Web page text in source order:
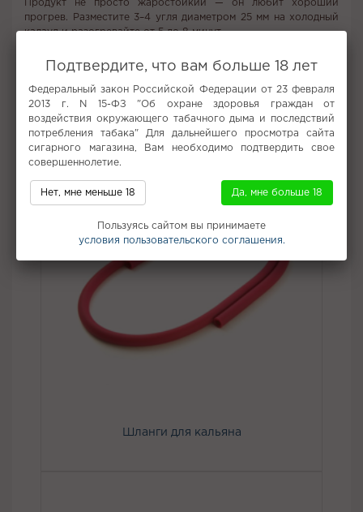
Продукт не просто жаростойкий — он любит хороший
прогрев. Разместите 3–4 угля диаметром 25 мм на холодный
калауд и разогревайте от 5 до 8 минут.
Не забудьте купить
Шланги для кальяна
Подтвердите, что вам больше 18 лет
Федеральный закон Российской Федерации от 23 февраля
2013 г. N 15-ФЗ "Об охране здоровья граждан от
воздействия окружающего табачного дыма и последствий
потребления табака" Для дальнейшего просмотра сайта
сигарного магазина, Вам необходимо подтвердить свое
совершеннолетие.
Нет, мне меньше 18 Да, мне больше 18
Пользуясь сайтом вы принимаете
условия пользовательского соглашения.